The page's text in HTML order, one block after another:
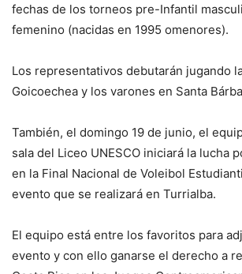
fechas de los torneos pre-Infantil
femenino (nacidas en 1995 omenores).
Los representativos debutarán jugando
Goicoechea y los varones en Santa
También, el domingo 19 de junio, el
sala del Liceo UNESCO iniciará la lucha
en la Final Nacional de Voleibol
evento que se realizará en Turrialba.
El equipo está entre los favoritos para
evento y con ello ganarse el derecho a